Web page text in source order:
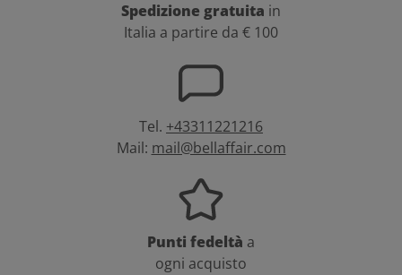
Spedizione gratuita in
Italia a partire da € 100
Tel. +43311221216
Mail: mail@bellaffair.com
Punti fedeltà a
ogni acquisto